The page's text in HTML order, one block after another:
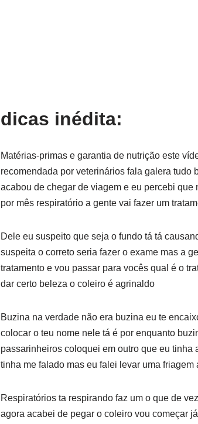
dicas inédita:
Matérias-primas e garantia de nutrição este
recomendada por veterinários fala galera
acabou de chegar de viagem e eu percebi
por mês respiratório a gente vai fazer um
Dele eu suspeito que seja o fundo tá tá
suspeita o correto seria fazer o exame mas a
tratamento e vou passar para vocês qual é o
dar certo beleza o coleiro é agrinaldo
Buzina na verdade não era buzina eu te
colocar o teu nome nele tá é por enquanto
passarinheiros coloquei em outro que eu
tinha me falado mas eu falei levar uma
Respiratórios ta respirando faz um o que de
agora acabei de pegar o coleiro vou começar